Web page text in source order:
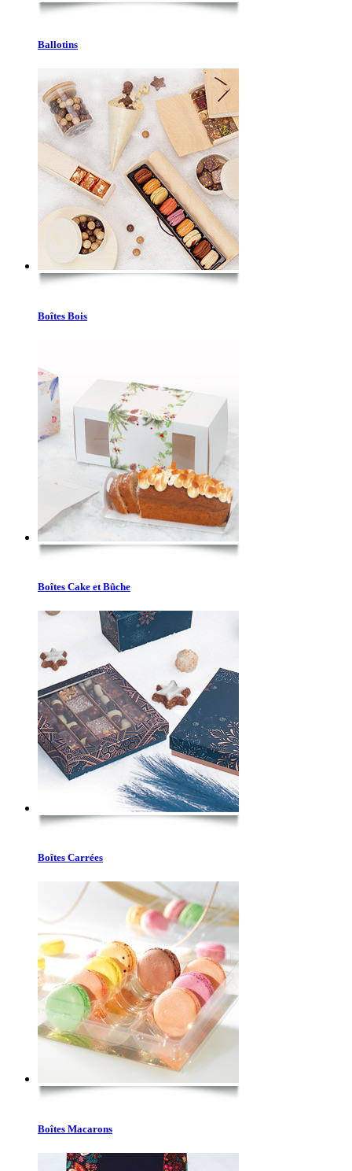
Ballotins
Boîtes Bois
Boîtes Cake et Bûche
Boîtes Carrées
Boîtes Macarons